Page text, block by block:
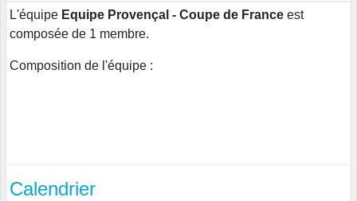
L'équipe Equipe Provençal - Coupe de France est
composée de 1 membre.
Composition de l'équipe :
Calendrier